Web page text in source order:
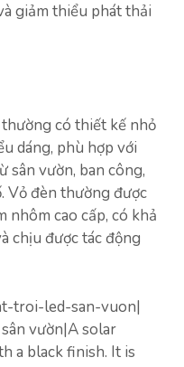
giảm thiểu phát thải
có thiết kế nhỏ
dáng, phù hợp với
sân vườn, ban công,
Vỏ đèn thường được
nhôm cao cấp, có khả
chịu được tác động
troi-led-san-vuon|
vườn|A solar
a black finish. It is